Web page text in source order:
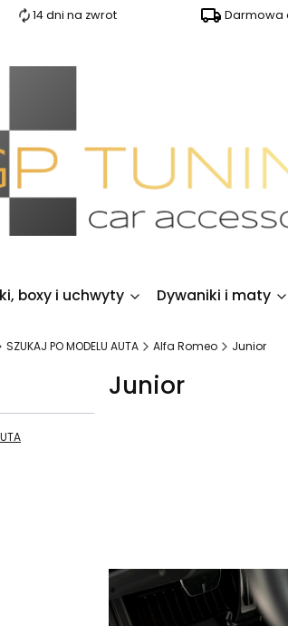
14 dni na zwrot Darmowa
boxy i uchwyty Dywaniki i maty
SZUKAJ PO MODELU AUTA Alfa Romeo Junior
Junior